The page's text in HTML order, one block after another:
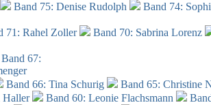
Band 75: Denise Rudolph
Band 74:
71: Rahel Zoller
Band 70: Sabrina Lorenz
Band 67:
Band 66: Tina Schurig
Band 65: Christine
Haller
Band 60: Leonie Flachsmann